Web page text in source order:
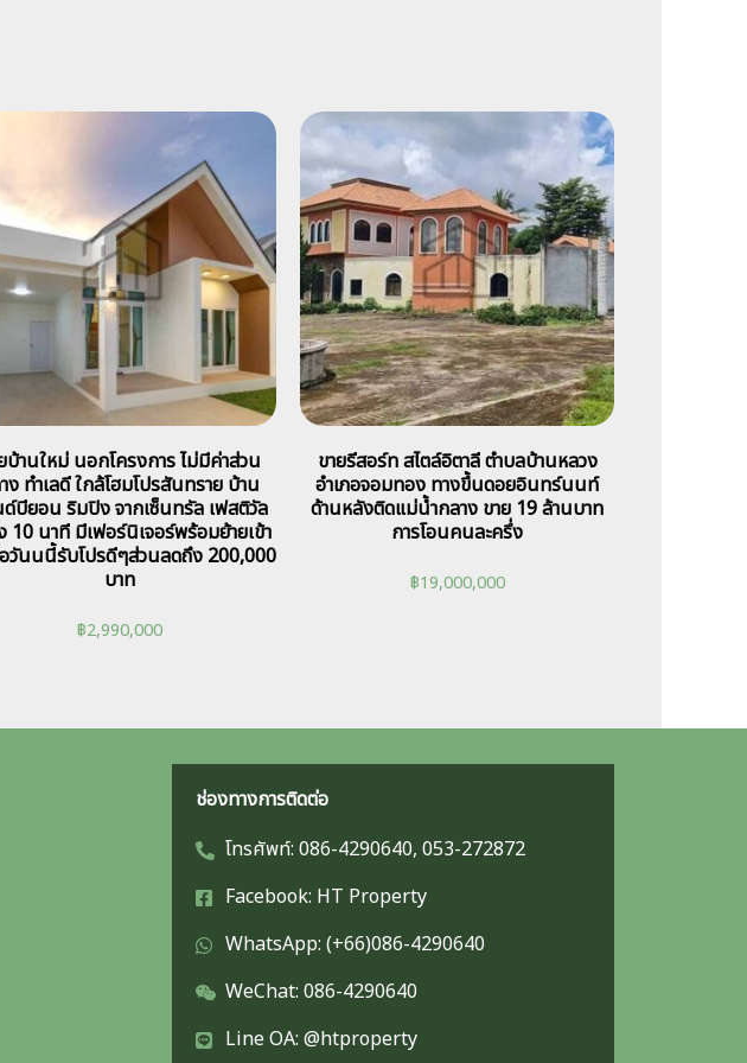
บ้านใหม่ นอกโครงการ ไม่มีค่าส่วน
ง ทำเลดี ใกล้โฮมโปรสันทราย บ้าน
บียอน ริมปิง จากเซ็นทรัล เฟสติวัล
10 นาที มีเฟอร์นิเจอร์พร้อมย้ายเข้า
วันนนี้รับโปรดีๆส่วนลดถึง 200,000
บาท
฿2,990,000
ขายรีสอร์ท สไตล์อิตาลี ตำบลบ้านหลวง
อำเภอจอมทอง ทางขึ้นดอยอินทร์นนท์
ด้านหลังติดแม่น้ำกลาง ขาย 19 ล้านบาท
การโอนคนละครึ่ง
฿19,000,000
ช่องทางการติดต่อ
โทรศัพท์: 086-4290640, 053-272872
Facebook: HT Property
WhatsApp: (+66)086-4290640
WeChat: 086-4290640
Line OA: @htproperty